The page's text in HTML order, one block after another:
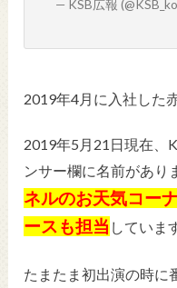
— KSB広報
2019年4月に入社した
2019年5月21日現在、
ンサー欄に名前があり
ネルのお天気コー
ースも担当 していま
たまたま初出演の時に